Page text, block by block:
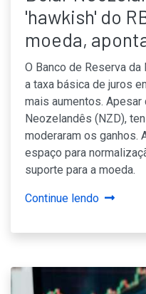
'hawkish' do
moeda,
O Banco de Reserva
a taxa básica de juros
mais aumentos.
Neozelandês (NZD),
moderaram os ganhos.
espaço para
suporte para a moeda.
Continue lendo